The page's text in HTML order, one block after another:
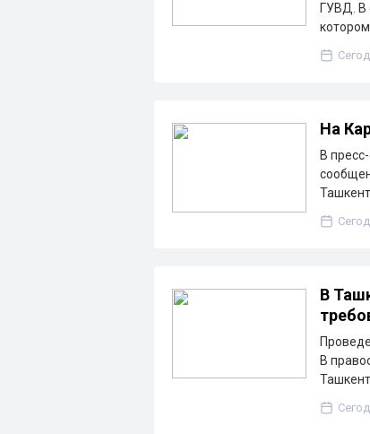
ГУВД. В
На
В
В
В